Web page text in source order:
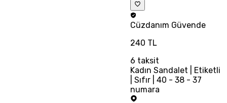
Cüzdanım Güvende
240 TL
6 taksit
Kadın Sandalet | Etiketli
| Sıfır | 40 - 38 - 37
numara